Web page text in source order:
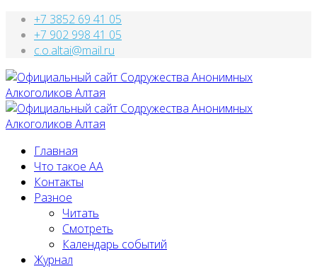
+7 3852 69 41 05
+7 902 998 41 05
c.o.altai@mail.ru
Главная
Что такое АА
Контакты
Разное
Читать
Смотреть
Календарь событий
Журнал